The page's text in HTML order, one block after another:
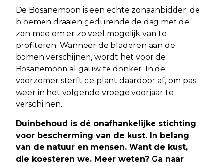
De Bosanemoon is een echte zonaanbidder; de
bloemen draaien gedurende de dag met de
zon mee om er zo veel mogelijk van te
profiteren. Wanneer de bladeren aan de
bomen verschijnen, wordt het voor de
Bosanemoon al gauw te donker. In de
voorzomer sterft de plant daardoor af, om pas
weer in het volgende vroege voorjaar te
verschijnen.
Duinbehoud is dé onafhankelijke stichting
voor bescherming van de kust. In belang
van de natuur en mensen. Want de kust,
die koesteren we. Meer weten? Ga naar